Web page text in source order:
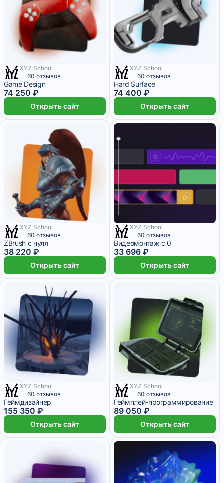
5 месяцев
XYZ School
60 отзывов
Game Design
74 250 ₽
Открыть сайт
4 месяца
XYZ School
60 отзывов
Hard Surface
74 400 ₽
Открыть сайт
3 месяца
XYZ School
60 отзывов
ZBrush с нуля
38 220 ₽
Открыть сайт
2 месяца
XYZ School
60 отзывов
Видеомонтаж с 0
33 696 ₽
Открыть сайт
13 месяцев
XYZ School
60 отзывов
Геймдизайнер
155 350 ₽
Открыть сайт
6 месяцев
XYZ School
60 отзывов
Геймплей-программирование
89 050 ₽
Открыть сайт